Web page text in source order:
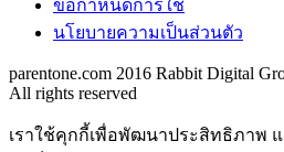
ข้อกำหนดการใช้
นโยบายความเป็นส่วนตัว
parentone.com 2016 Rabbit Digital
All rights reserved
เราใช้คุกกี้เพื่อพัฒนาประสิทธิภาพ